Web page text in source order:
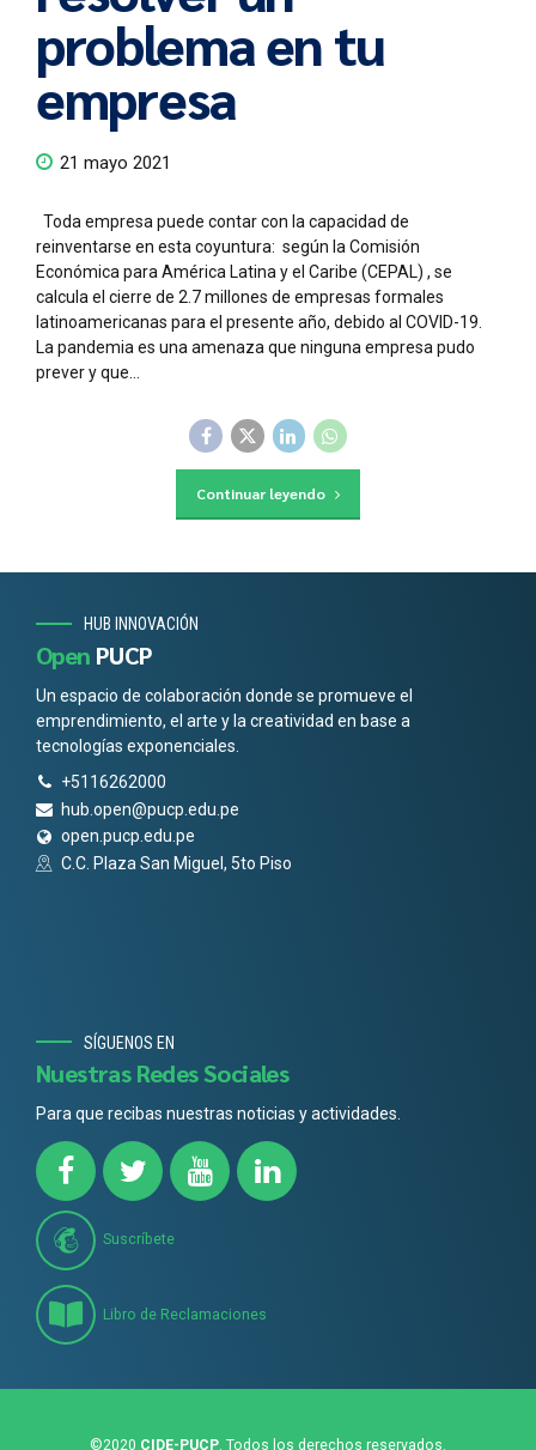
problema en tu
empresa
21 mayo 2021
Toda empresa puede contar con la capacidad de
reinventarse en esta coyuntura: según la Comisión
Económica para América Latina y el Caribe (CEPAL) , se
calcula el cierre de 2.7 millones de empresas formales
latinoamericanas para el presente año, debido al COVID-19.
La pandemia es una amenaza que ninguna empresa pudo
prever y que...
Continuar leyendo
HUB INNOVACIÓN
Open PUCP
Un espacio de colaboración donde se promueve el
emprendimiento, el arte y la creatividad en base a
tecnologías exponenciales.
+5116262000
hub.open@pucp.edu.pe
open.pucp.edu.pe
C.C. Plaza San Miguel, 5to Piso
SÍGUENOS EN
Nuestras Redes Sociales
Para que recibas nuestras noticias y actividades.
Suscríbete
Libro de Reclamaciones
©2020 CIDE-PUCP . Todos los derechos reservados.